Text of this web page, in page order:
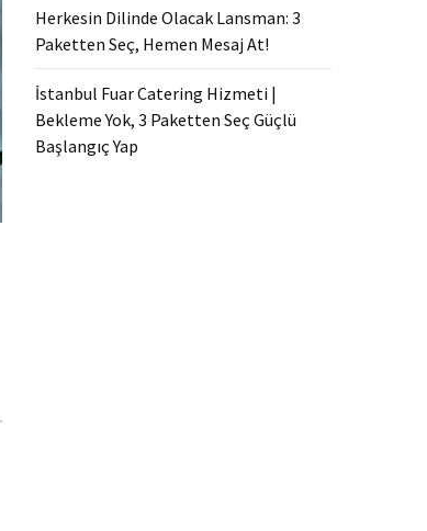
Herkesin Dilinde Olacak Lansman: 3
Paketten Seç, Hemen Mesaj At!
İstanbul Fuar Catering Hizmeti |
Bekleme Yok, 3 Paketten Seç Güçlü
Başlangıç Yap